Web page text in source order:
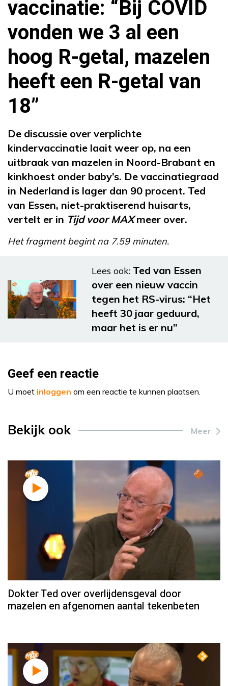
vaccinatie: “Bij COVID
vonden we 3 al een
hoog R-getal, mazelen
heeft een R-getal van
18”
De discussie over verplichte
kindervaccinatie laait weer op, na een
uitbraak van mazelen in Noord-Brabant en
kinkhoest onder baby’s. De vaccinatiegraad
in Nederland is lager dan 90 procent. Ted
van Essen, niet-praktiserend huisarts,
vertelt er in Tijd voor MAXmeer over.
Het fragment begint na 7.59 minuten.
Lees ook: Ted van Essen
over een nieuw vaccin
tegen het RS-virus: “Het
heeft 30 jaar geduurd,
maar het is er nu”
Geef een reactie
U moet inloggen om een reactie te kunnen plaatsen.
Bekijk ook Meer
Dokter Ted over overlijdensgeval door
mazelen en afgenomen aantal tekenbeten